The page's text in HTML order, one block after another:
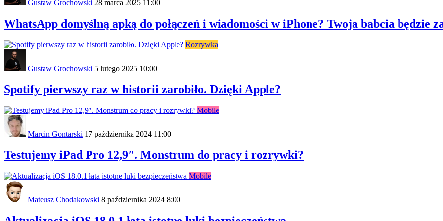
Gustaw Grochowski 28 marca 2025 11:00
WhatsApp domyślną apką do połączeń i wiadomości w iPhone? Twoja babcia będzie
Rozrywka
Gustaw Grochowski 5 lutego 2025 10:00
Spotify pierwszy raz w historii zarobiło. Dzięki Apple?
Mobile
Marcin Gontarski 17 października 2024 11:00
Testujemy iPad Pro 12,9″. Monstrum do pracy i rozrywki?
Mobile
Mateusz Chodakowski 8 października 2024 8:00